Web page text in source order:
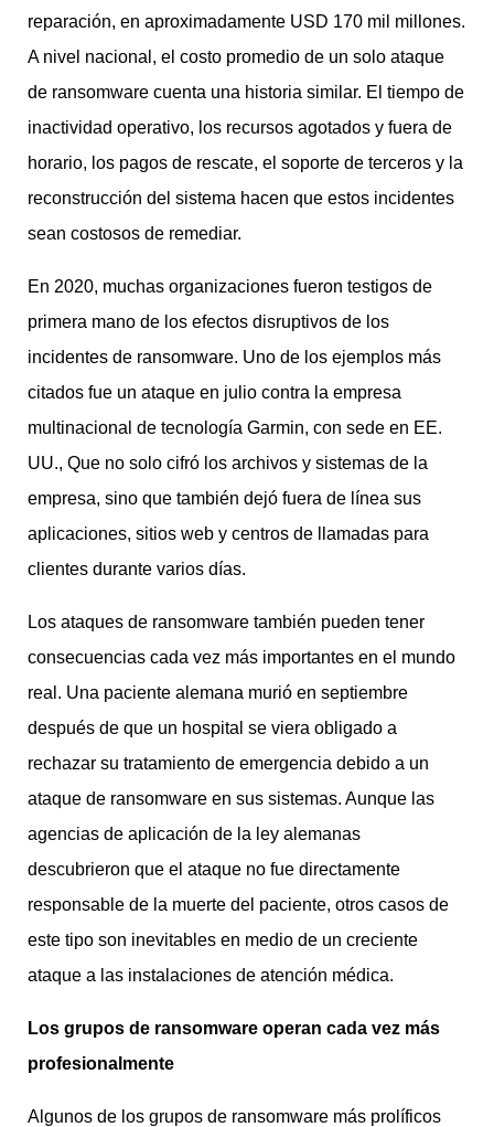
reparación, en aproximadamente USD 170 mil millones.
A nivel nacional, el costo promedio de un solo ataque
de ransomware cuenta una historia similar. El tiempo de
inactividad operativo, los recursos agotados y fuera de
horario, los pagos de rescate, el soporte de terceros y la
reconstrucción del sistema hacen que estos incidentes
sean costosos de remediar.
En 2020, muchas organizaciones fueron testigos de
primera mano de los efectos disruptivos de los
incidentes de ransomware. Uno de los ejemplos más
citados fue un ataque en julio contra la empresa
multinacional de tecnología Garmin, con sede en EE.
UU., Que no solo cifró los archivos y sistemas de la
empresa, sino que también dejó fuera de línea sus
aplicaciones, sitios web y centros de llamadas para
clientes durante varios días.
Los ataques de ransomware también pueden tener
consecuencias cada vez más importantes en el mundo
real. Una paciente alemana murió en septiembre
después de que un hospital se viera obligado a
rechazar su tratamiento de emergencia debido a un
ataque de ransomware en sus sistemas. Aunque las
agencias de aplicación de la ley alemanas
descubrieron que el ataque no fue directamente
responsable de la muerte del paciente, otros casos de
este tipo son inevitables en medio de un creciente
ataque a las instalaciones de atención médica.
Los grupos de ransomware operan cada vez más
profesionalmente
Algunos de los grupos de ransomware más prolíficos